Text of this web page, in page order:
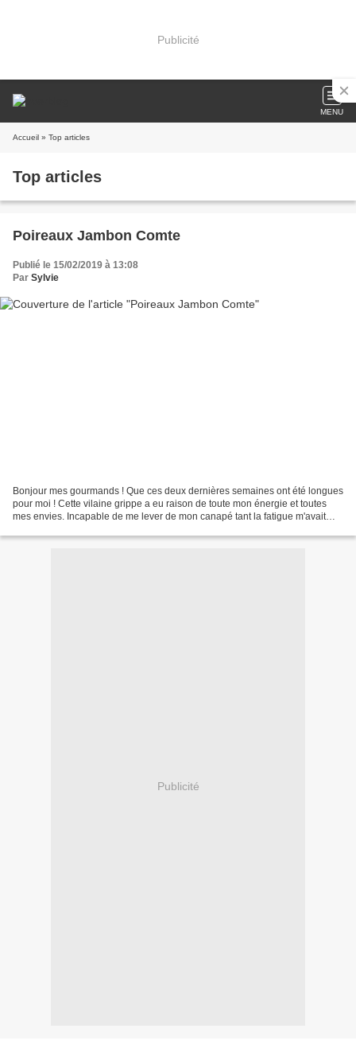
Publicité
MENU
Accueil » Top articles
Top articles
Poireaux Jambon Comte
Publié le 15/02/2019 à 13:08
Par Sylvie
Bonjour mes gourmands ! Que ces deux dernières semaines ont été longues
pour moi ! Cette vilaine grippe a eu raison de toute mon énergie et toutes
mes envies. Incapable de me lever de mon canapé tant la fatigue m'avait
Publicité